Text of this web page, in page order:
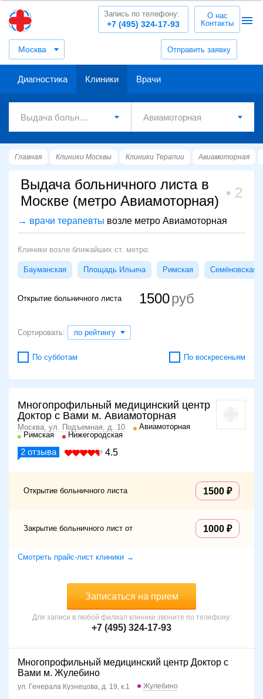
Москва Отправить заявку
+7 (495) 324-17-93
Запись по телефону:
О нас
Контакты
Диагностика Клиники Врачи
Главная Клиники Москвы Клиники Терапии Авиамоторная
Выдача больничного листа в
Москве (метро Авиамоторная)
2
→ врачи терапевты возле метро Авиамоторная
Клиники возле ближайших ст. метро:
Бауманская Площадь Ильича Римская Семёновская
Открытие больничного листа 1500
Сортировать: по рейтингу
По субботам По воскресеньям
Многопрофильный медицинский центр
Доктор с Вами м. Авиамоторная
Москва, ул. Подъемная, д. 10
Авиамоторная
Римская
Нижегородская
2 отзыва 4.5
Открытие больничного листа 1500
Закрытие больничного лист от 1000
Смотреть прайс-лист клиники →
Записаться на прием
Для записи в любой филиал клиники звоните по телефону:
+7 (495) 324-17-93
Многопрофильный медицинский центр Доктор с
Вами м. Жулебино
ул. Генерала Кузнецова, д. 19, к.1 Жулебино